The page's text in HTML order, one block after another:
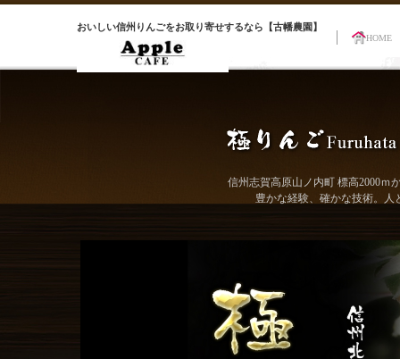
おいしい信州りんごをお取り寄せするなら【古幡農園】
HOME
信州志賀高原山ノ内町 標高2000ｍ
豊かな経験、確かな技術。